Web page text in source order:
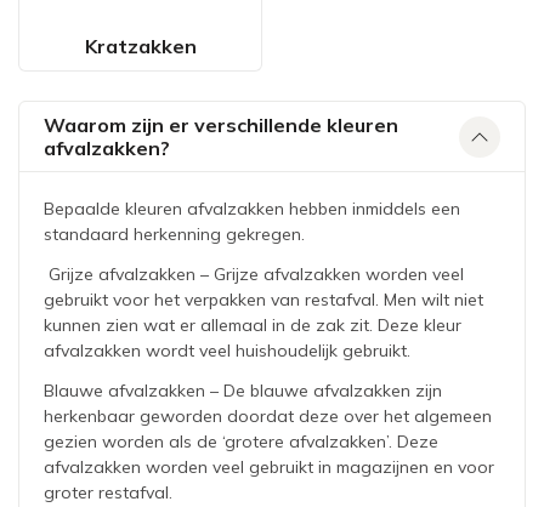
Kratzakken
Waarom zijn er verschillende kleuren
afvalzakken?
Bepaalde kleuren afvalzakken hebben inmiddels een
standaard herkenning gekregen.
Grijze afvalzakken – Grijze afvalzakken worden veel
gebruikt voor het verpakken van restafval. Men wilt niet
kunnen zien wat er allemaal in de zak zit. Deze kleur
afvalzakken wordt veel huishoudelijk gebruikt.
Blauwe afvalzakken – De blauwe afvalzakken zijn
herkenbaar geworden doordat deze over het algemeen
gezien worden als de ‘grotere afvalzakken’. Deze
afvalzakken worden veel gebruikt in magazijnen en voor
groter restafval.